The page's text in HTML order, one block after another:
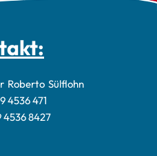
Roberto Sülflohn
4536 471
4536 8427